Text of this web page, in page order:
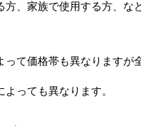
、家族で使用する方、な
て価格帯も異なりますが
っても異なります。